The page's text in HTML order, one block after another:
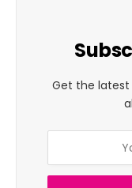
Get the